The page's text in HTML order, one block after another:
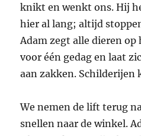
knikt en wenkt ons. Hij
hier al lang; altijd
Adam zegt alle dieren
voor één gedag en laat
aan zakken. Schilderijen
We nemen de lift terug
snellen naar de winkel.